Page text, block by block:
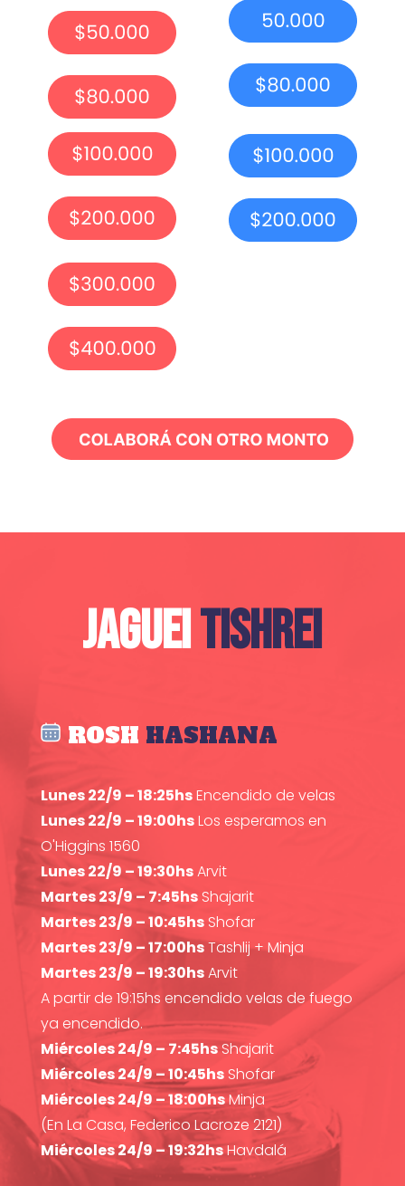
JAGUEITISHREI
ROSH HASHANA
Lunes 22/9 – 18:25hsEncendido de velas
Lunes 22/9 – 19:00hsLos esperamos en
O'Higgins 1560
Lunes 22/9 – 19:30hsArvit
Martes 23/9 – 7:45hsShajarit
Martes 23/9 – 10:45hsShofar
Martes 23/9 – 17:00hsTashlij + Minja
Martes 23/9 – 19:30hsArvit
A partir de 19:15hs encendido velas de fuego
ya encendido.
Miércoles 24/9 – 7:45hsShajarit
Miércoles 24/9 – 10:45hsShofar
Miércoles 24/9 – 18:00hsMinja
(En La Casa, Federico Lacroze 2121)
Miércoles 24/9 – 19:32hsHavdalá